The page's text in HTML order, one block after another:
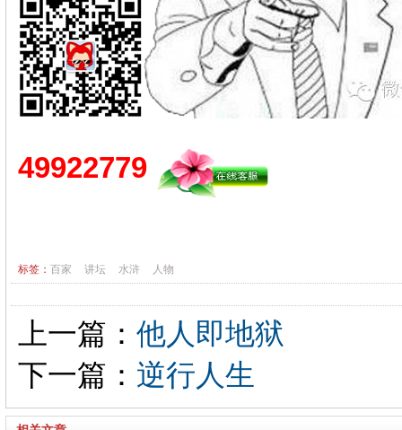
49922779
标签： 百家 讲坛 水浒 人物
上一篇： 他人即地狱
下一篇： 逆行人生